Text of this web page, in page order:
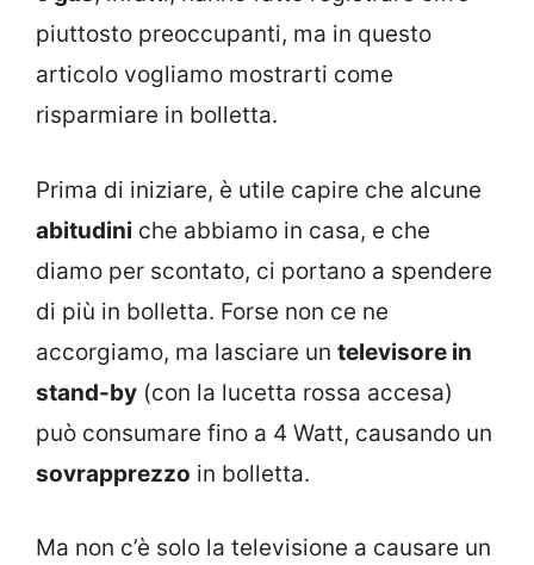
piuttosto preoccupanti, ma in questo
articolo vogliamo mostrarti come
risparmiare in bolletta.
Prima di iniziare, è utile capire che alcune
abitudini che abbiamo in casa, e che
diamo per scontato, ci portano a spendere
di più in bolletta. Forse non ce ne
accorgiamo, ma lasciare un televisore in
stand-by (con la lucetta rossa accesa)
può consumare fino a 4 Watt, causando un
sovrapprezzo in bolletta.
Ma non c’è solo la televisione a causare un